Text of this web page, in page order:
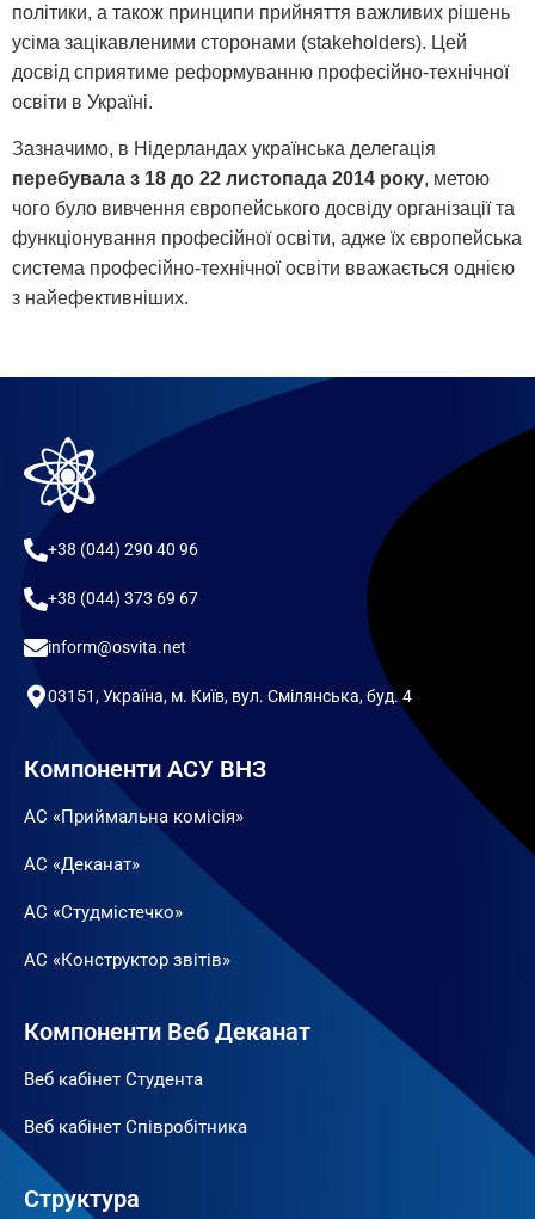
політики, а також принципи прийняття важливих рішень
усіма зацікавленими сторонами (stakeholders). Цей
досвід сприятиме реформуванню професійно-технічної
освіти в Україні.
Зазначимо, в Нідерландах українська делегація
перебувала з 18 до 22 листопада 2014 року, метою
чого було вивчення європейського досвіду організації та
функціонування професійної освіти, адже їх європейська
система професійно-технічної освіти вважається однією
з найефективніших.
+38 (044) 290 40 96
+38 (044) 373 69 67
inform@osvita.net
03151, Україна, м. Київ, вул. Смілянська, буд. 4
Компоненти АСУ ВНЗ
АС «Приймальна комісія»
АС «Деканат»
АС «Студмістечко»
АС «Конструктор звітів»
Компоненти Веб Деканат
Веб кабінет Студента
Веб кабінет Співробітника
Структура